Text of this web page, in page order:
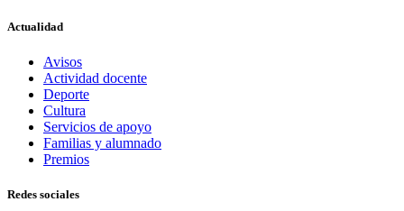
Actualidad
Avisos
Actividad docente
Deporte
Cultura
Servicios de apoyo
Familias y alumnado
Premios
Redes sociales